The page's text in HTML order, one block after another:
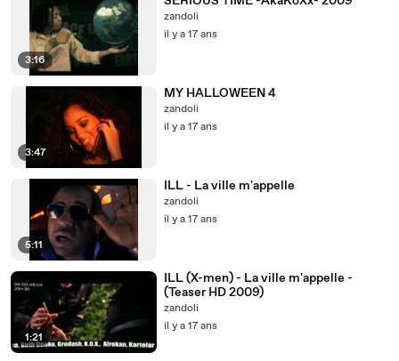
3:16
zandoli
il y a 17 ans
3:47
MY HALLOWEEN 4
zandoli
il y a 17 ans
5:11
ILL - La ville m'appelle
zandoli
il y a 17 ans
1:21
ILL (X-men) - La ville m'appelle -
(Teaser HD 2009)
zandoli
il y a 17 ans